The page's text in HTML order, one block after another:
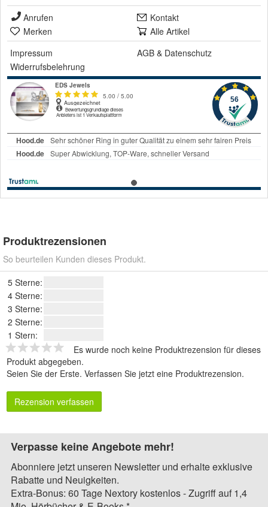
Anrufen
Kontakt
Merken
Alle Artikel
Impressum
AGB & Datenschutz
Widerrufsbelehrung
Produktrezensionen
So beurteilen Kunden dieses Produkt.
5 Sterne:
4 Sterne:
3 Sterne:
2 Sterne:
1 Stern:
Es wurde noch keine Produktrezension für dieses
Produkt abgegeben.
Seien Sie der Erste. Verfassen Sie jetzt eine Produktrezension.
Rezension verfassen
Verpasse keine Angebote mehr!
Abonniere jetzt unseren Newsletter und erhalte exklusive
Rabatte und Neuigkeiten.
Extra-Bonus: 60 Tage Nextory kostenlos - Zugriff auf 1,4